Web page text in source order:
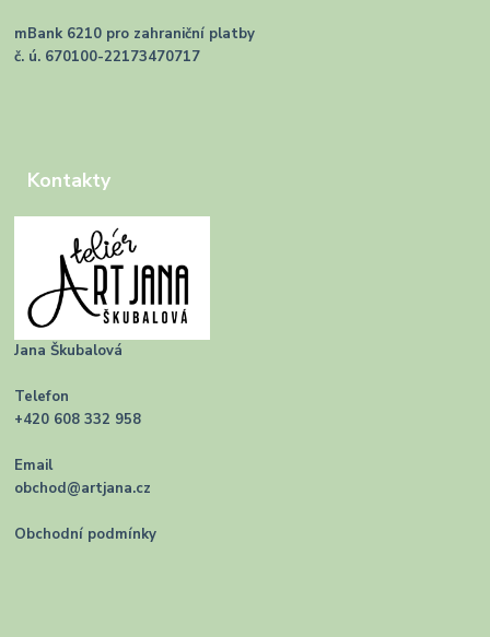
mBank 6210 pro zahraniční platby
č. ú. 670100-22173470717
Kontakty
Jana Škubalová
Telefon
+420 608 332 958
Email
obchod@artjana.cz
Obchodní podmínky